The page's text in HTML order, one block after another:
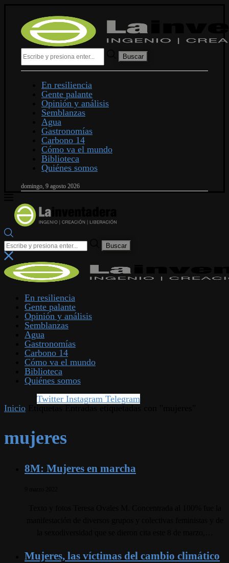
Buscar
En resiliencia
Gente palante
Opinión y análisis
Semblanzas
Agua
Gastronomías
Carbono 14
Cómo va el mundo
Biblioteca
Quiénes somos
domingo, 9 agosto 2026
En resiliencia
Gente palante
Opinión y análisis
Semblanzas
Agua
Gastronomías
Carbono 14
Cómo va el mundo
Biblioteca
Quiénes somos
Twitter Instagram Telegram
Inicio
mujeres
8M: Mujeres en marcha
Mujeres, las víctimas del cambio climático